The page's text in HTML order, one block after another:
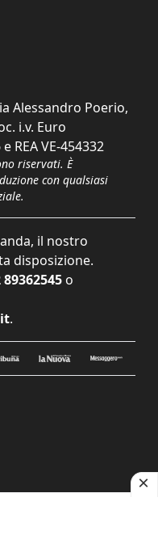
Alessandro Poerio,
i.v. Euro
REA VE-454332
riservati. È
con qualsiasi
il nostro
disposizione.
89362545 o
.